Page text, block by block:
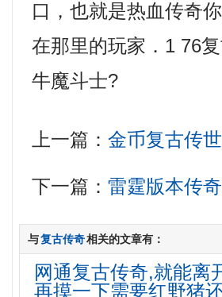
口，也就是热血传奇
在那里的玩家．1 76
牛魔斗士?
上一篇：金币复古传
下一篇：雷霆版本传
与复古传奇相关的文章有：
网通复古传奇,就能离
再摸一下需要红野猪